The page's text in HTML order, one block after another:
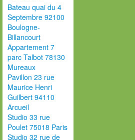
Bateau quai du 4
Septembre 92100
Boulogne-
Billancourt
Appartement 7
parc Talbot 78130
Mureaux
Pavillon 23 rue
Maurice Henri
Guilbert 94110
Arcueil
Studio 33 rue
Poulet 75018 Paris
Studio 32 rue de